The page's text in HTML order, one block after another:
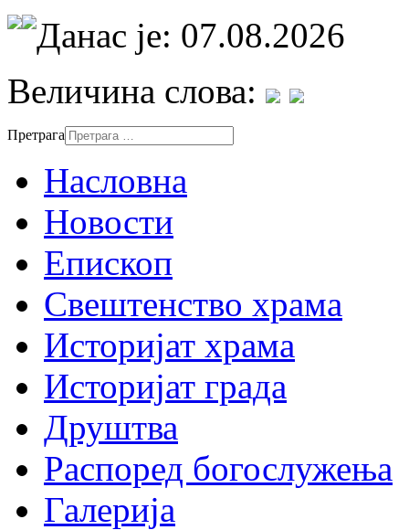
Данас је: 07.08.2026
Величина слова:
Претрага
Насловна
Новости
Епископ
Свештенство храма
Историјат храма
Историјат града
Друштва
Распоред богослужења
Галерија